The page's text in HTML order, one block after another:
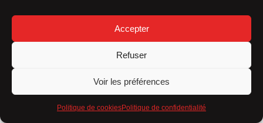
Accepter
Refuser
Voir les préférences
Politique de cookiesPolitique de confidentialité
Connaissance locale
Relation de confiance
Tarification transparente
En résumé,mon approche axée sur le client, ma